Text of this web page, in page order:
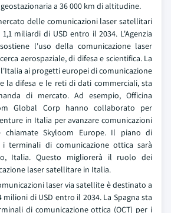
a 36 000 km di altitudine.
delle comunicazioni laser satellitari
miliardi di USD entro il 2034. L'Agenzia
l'uso della comunicazione laser
aerospaziale, di difesa e scientifica. La
ai progetti europei di comunicazione
la difesa e le reti di dati commerciali, sta
di mercato. Ad esempio, Officina
Global Corp hanno collaborato per
in Italia per avanzare comunicazioni
chiamate Skyloom Europe. Il piano di
i terminali di comunicazione ottica sarà
Italia. Questo migliorerà il ruolo dei
laser satellitare in Italia.
laser via satellite è destinato a
milioni di USD entro il 2034. La Spagna sta
di comunicazione ottica (OCT) per i